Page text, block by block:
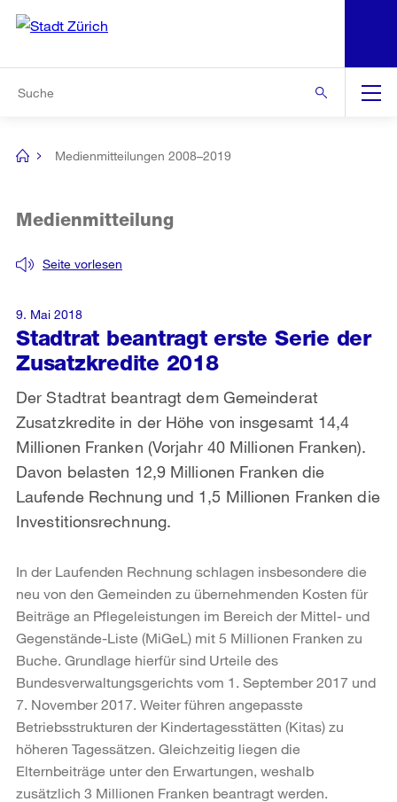
Navigation
[no
Medienmitteilungen 2008–2019
Stadtrat beantragt erste Serie der
Zusatzkredite 2018
Seite vorlesen
Medienmitteilung
Der Stadtrat beantragt dem Gemeinderat
Zusatzkredite in der Höhe von insgesamt 14,4
Millionen Franken (Vorjahr 40 Millionen Franken).
Davon belasten 12,9 Millionen Franken die
Laufende Rechnung und 1,5 Millionen Franken die
Investitionsrechnung.
9. Mai 2018
In der Laufenden Rechnung schlagen insbesondere die
neu von den Gemeinden zu übernehmenden Kosten für
Beiträge an Pflegeleistungen im Bereich der Mittel- und
Gegenstände-Liste (MiGeL) mit 5 Millionen Franken zu
Buche. Grundlage hierfür sind Urteile des
Bundesverwaltungsgerichts vom 1. September 2017 und
7. November 2017. Weiter führen angepasste
Betriebsstrukturen der Kindertagesstätten (Kitas) zu
höheren Tagessätzen. Gleichzeitig liegen die
Elternbeiträge unter den Erwartungen, weshalb
zusätzlich 3 Millionen Franken beantragt werden.